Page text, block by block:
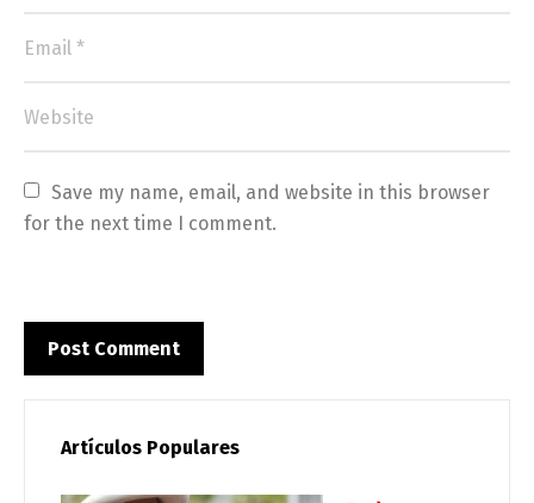
Save my name, email, and website in this browser
for the next time I comment.
Artículos Populares